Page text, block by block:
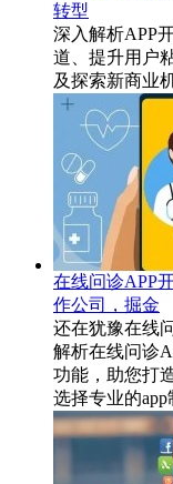
转型
深入解析APP
道、提升用户
及探索新商业
在线问诊APP
作公司，掘金
还在犹豫在线
解析在线问诊
功能，助您打
选择专业的